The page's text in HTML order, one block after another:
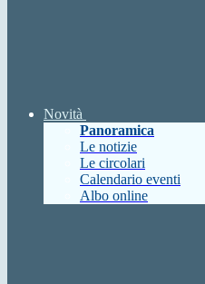
Novità
Panoramica
Le notizie
Le circolari
Calendario eventi
Albo online